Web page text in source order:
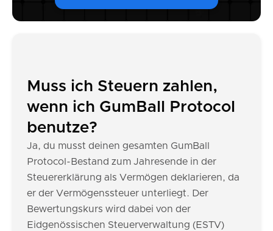
Muss ich Steuern zahlen,
wenn ich GumBall Protocol
benutze?
Ja, du musst deinen gesamten GumBall
Protocol-Bestand zum Jahresende in der
Steuererklärung als Vermögen deklarieren, da
er der Vermögenssteuer unterliegt. Der
Bewertungskurs wird dabei von der
Eidgenössischen Steuerverwaltung (ESTV)